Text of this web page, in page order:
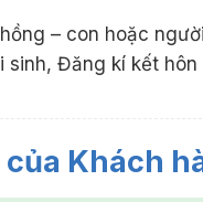
– con hoặc
sinh, Đăng kí kết
Khách